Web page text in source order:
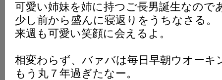
可愛い姉妹を姉に持つご長男誕生なので
少し前から盛んに寝返りをうちなさる。
来週も可愛い笑顔に会えるよ。
相変わらず、バァバは毎日早朝ウオーキ
もう丸７年過ぎたなー。